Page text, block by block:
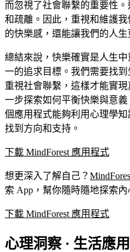
而忽視了社會聯繫的重要性
和疏離。因此，重視和維護
的快樂感，還能讓我們的人生
總結來說，快樂確實是人生
一的追求目標。我們需要找
重視社會聯繫，這樣才能實
一步探索如何平衡快樂與意
個應用程式能夠利用心理學
找到方向和支持。
下載 MindForest 應用程式
想更深入了解自己？
索 App，幫你隨時隨地探索內
下載 MindForest 應用程式
心理洞察 · 生活應用